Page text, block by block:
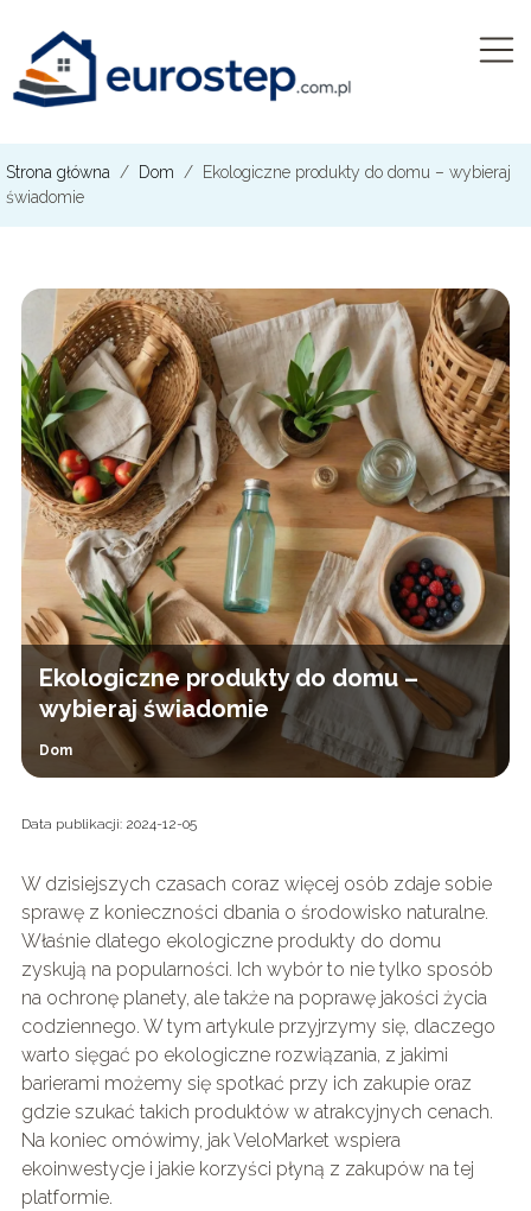
Strona główna / Dom / Ekologiczne produkty do domu – wybieraj
świadomie
Ekologiczne produkty do domu –
wybieraj świadomie
Dom
Data publikacji: 2024-12-05
W dzisiejszych czasach coraz więcej osób zdaje sobie
sprawę z konieczności dbania o środowisko naturalne.
Właśnie dlatego ekologiczne produkty do domu
zyskują na popularności. Ich wybór to nie tylko sposób
na ochronę planety, ale także na poprawę jakości życia
codziennego. W tym artykule przyjrzymy się, dlaczego
warto sięgać po ekologiczne rozwiązania, z jakimi
barierami możemy się spotkać przy ich zakupie oraz
gdzie szukać takich produktów w atrakcyjnych cenach.
Na koniec omówimy, jak VeloMarket wspiera
ekoinwestycje i jakie korzyści płyną z zakupów na tej
platformie.